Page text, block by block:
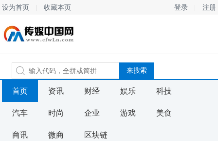
设为首页 收藏本页 登录 注册
首页 资讯 财经 娱乐 科技
汽车 时尚 企业 游戏 美食
商讯 微商 区块链